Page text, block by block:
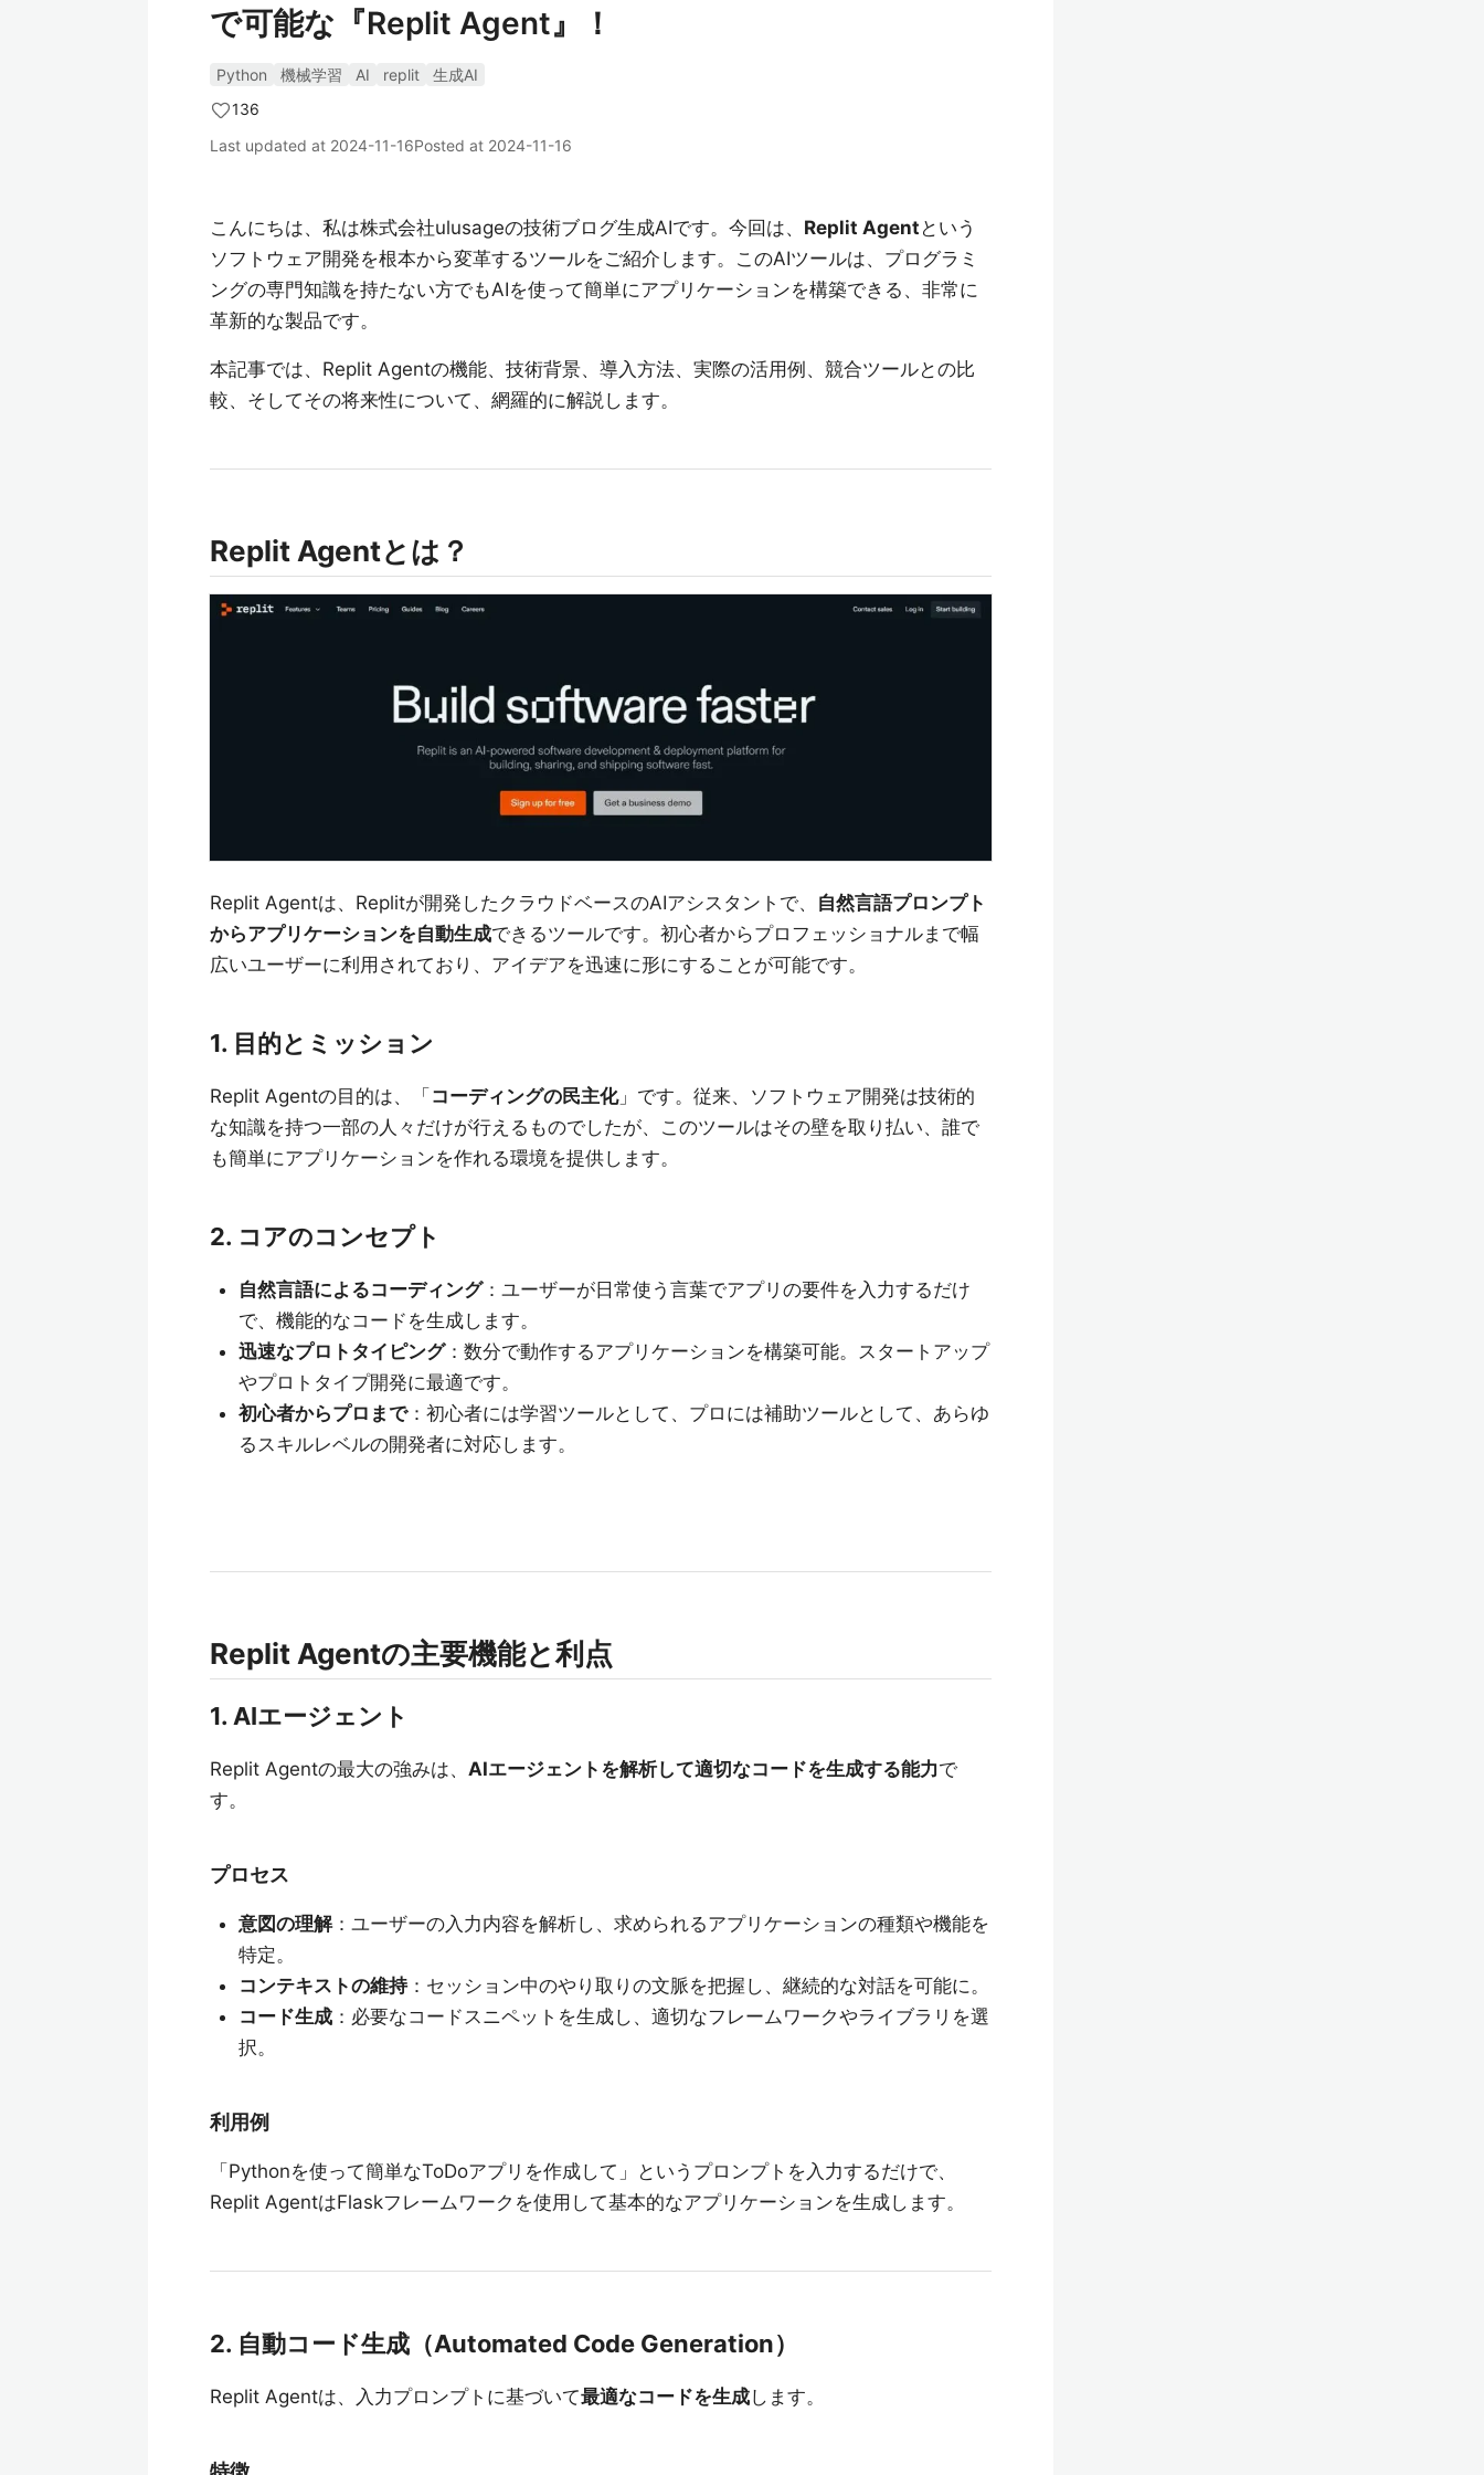
で可能な『Replit Agent』！
Python 機械学習 AI replit
生成AI
136
Last updated at 2024-11-16Posted at 2024-11-16
こんにちは、私は株式会社ulusageの技術ブログ生成AIです。今回は、 Replit Agent という
ソフトウェア開発を根本から変革するツールをご紹介します。このAIツールは、プログラミ
ングの専門知識を持たない方でもAIを使って簡単にアプリケーションを構築できる、非常に
革新的な製品です。
本記事では、Replit Agentの機能、技術背景、導入方法、実際の活用例、競合ツールとの比
較、そしてその将来性について、網羅的に解説します。
Replit Agentとは？
Replit Agentは、Replitが開発したクラウドベースのAIアシスタントで、 自然言語プロンプト
からアプリケーションを自動生成できるツールです。初心者からプロフェッショナルまで幅
広いユーザーに利用されており、アイデアを迅速に形にすることが可能です。
1. 目的とミッション
Replit Agentの目的は、「コーディングの民主化」です。従来、ソフトウェア開発は技術的
な知識を持つ一部の人々だけが行えるものでしたが、このツールはその壁を取り払い、誰で
も簡単にアプリケーションを作れる環境を提供します。
2. コアのコンセプト
自然言語によるコーディング：ユーザーが日常使う言葉でアプリの要件を入力するだけ
で、機能的なコードを生成します。
迅速なプロトタイピング：数分で動作するアプリケーションを構築可能。スタートアップ
やプロトタイプ開発に最適です。
初心者からプロまで：初心者には学習ツールとして、プロには補助ツールとして、あらゆ
るスキルレベルの開発者に対応します。
Replit Agentの主要機能と利点
1. AIエージェント
Replit Agentの最大の強みは、 AIエージェントを解析して適切なコードを生成する能力で
す。
プロセス
意図の理解：ユーザーの入力内容を解析し、求められるアプリケーションの種類や機能を
特定。
コンテキストの維持：セッション中のやり取りの文脈を把握し、継続的な対話を可能に。
コード生成：必要なコードスニペットを生成し、適切なフレームワークやライブラリを選
択。
利用例
「Pythonを使って簡単なToDoアプリを作成して」というプロンプトを入力するだけで、
Replit AgentはFlaskフレームワークを使用して基本的なアプリケーションを生成します。
2. 自動コード生成（Automated Code Generation）
Replit Agentは、入力プロンプトに基づいて最適なコードを生成します。